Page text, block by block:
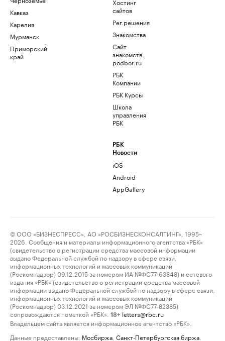
Кавказ
Карелия
Мурманск
Приморский
край
сайтов
Рег.решения
Знакомства
Сайт
знакомств
podbor.ru
РБК
Компании
РБК Курсы
Школа
управления
РБК
РБК
Новости
iOS
Android
AppGallery
© ООО «БИЗНЕСПРЕСС», АО «РОСБИЗНЕСКОНСАЛТИНГ», 1995–
2026. Сообщения и материалы информационного агентства «РБК»
(свидетельство о регистрации средства массовой информации
выдано Федеральной службой по надзору в сфере связи,
информационных технологий и массовых коммуникаций
(Роскомнадзор) 09.12.2015 за номером ИА №ФС77-63848) и сетевого
издания «РБК» (свидетельство о регистрации средства массовой
информации выдано Федеральной службой по надзору в сфере связи,
информационных технологий и массовых коммуникаций
(Роскомнадзор) 03.12.2021 за номером ЭЛ №ФС77-82385)
сопровождаются пометкой «РБК».
18+ letters@rbc.ru
Владельцем сайта является информационное агентство «РБК».
Данные предоставлены: Мосбиржа Санкт-Петербургская биржа